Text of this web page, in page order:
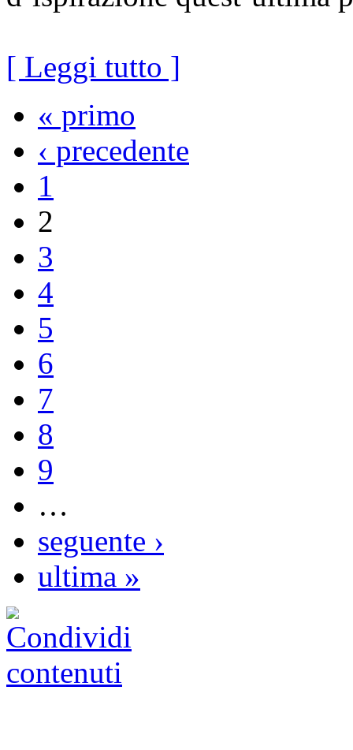
[ Leggi tutto ]
« primo
‹ precedente
1
2
3
4
5
6
7
8
9
…
seguente ›
ultima »